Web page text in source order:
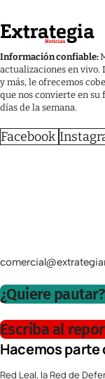
Información confiable:
actualizaciones en
y más, le ofrecemos
que nos convierte en su
días de la semana.
Facebook
¿Quiere
Escriba al
Hacemos parte
Red Leal, la Red de